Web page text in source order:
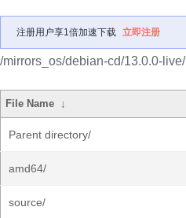
注册用户享1倍加速下载 立即注册
/mirrors_os/debian-cd/13.0.0-live/
File Name ↓
Parent directory/
amd64/
source/